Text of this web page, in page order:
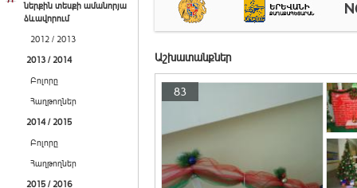
ներքին տեսքի ամանորյա
ձևավորում
2012 / 2013
2013 / 2014
Բոլորը
Հաղթողներ
2014 / 2015
Բոլորը
Հաղթողներ
2015 / 2016
Աշխատանքներ
83